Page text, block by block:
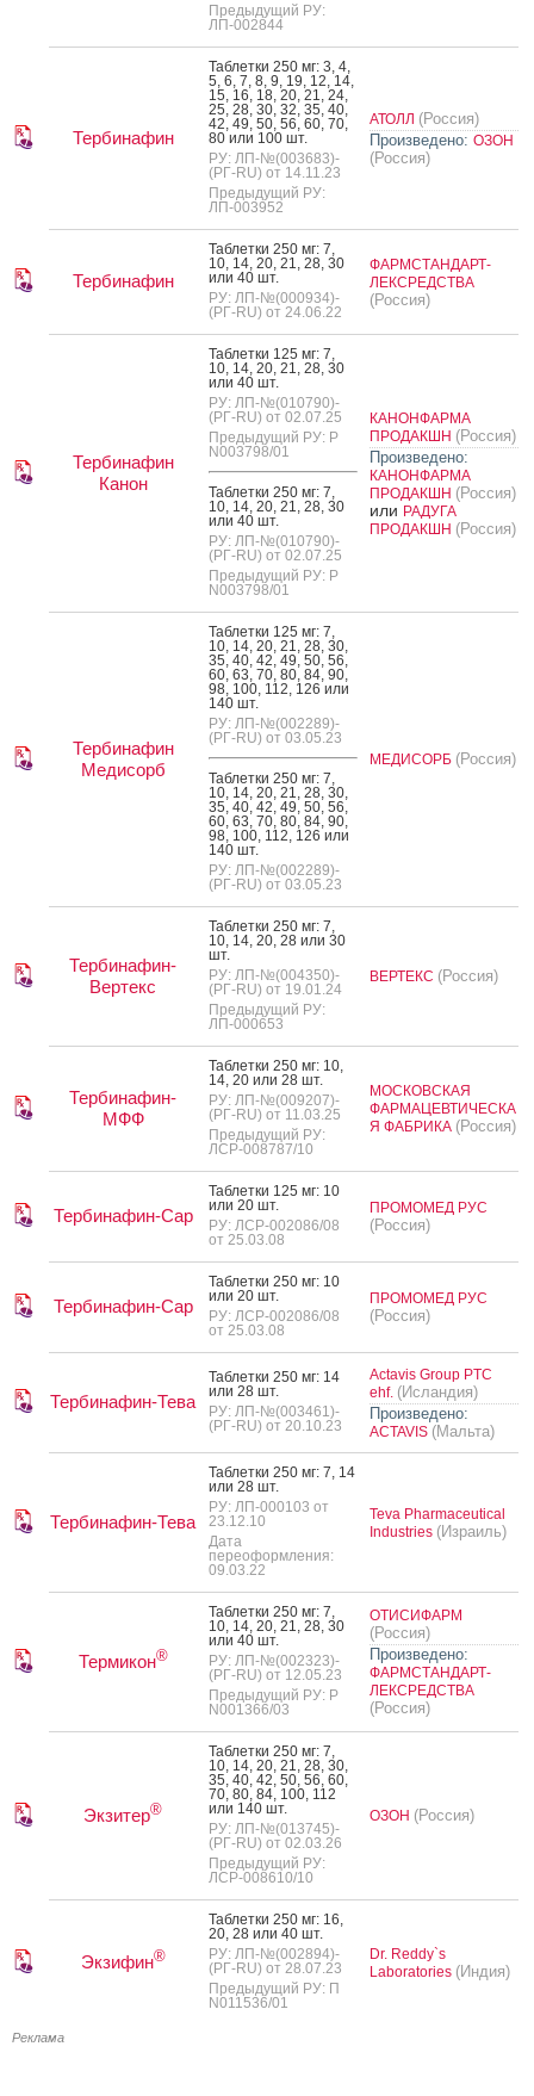
Предыдущий РУ:
ЛП-002844
Тербинафин
Таб­летки 250 мг: 3, 4,
5, 6, 7, 8, 9, 19, 12, 14,
15, 16, 18, 20, 21, 24,
25, 28, 30, 32, 35, 40,
42, 49, 50, 56, 60, 70,
80 или 100 шт.
РУ: ЛП-№(003683)-
(РГ-RU) от 14.11.23
Предыдущий РУ:
ЛП-003952
АТОЛЛ (Россия)
Произведено: ОЗОН
(Россия)
Тербинафин
Таб­летки 250 мг: 7,
10, 14, 20, 21, 28, 30
или 40 шт.
РУ: ЛП-№(000934)-
(РГ-RU) от 24.06.22
ФАРМСТАНДАРТ-
ЛЕКСРЕДСТВА
(Россия)
Тербинафин
Канон
Таб­летки 125 мг: 7,
10, 14, 20, 21, 28, 30
или 40 шт.
РУ: ЛП-№(010790)-
(РГ-RU) от 02.07.25
Предыдущий РУ: Р
N003798/01
Таб­летки 250 мг: 7,
10, 14, 20, 21, 28, 30
или 40 шт.
РУ: ЛП-№(010790)-
(РГ-RU) от 02.07.25
Предыдущий РУ: Р
N003798/01
КАНОНФАРМА
ПРОДАКШН (Россия)
Произведено:
КАНОНФАРМА
ПРОДАКШН (Россия)
или РАДУГА
ПРОДАКШН (Россия)
Тербинафин
Медисорб
Таб­летки 125 мг: 7,
10, 14, 20, 21, 28, 30,
35, 40, 42, 49, 50, 56,
60, 63, 70, 80, 84, 90,
98, 100, 112, 126 или
140 шт.
РУ: ЛП-№(002289)-
(РГ-RU) от 03.05.23
Таб­летки 250 мг: 7,
10, 14, 20, 21, 28, 30,
35, 40, 42, 49, 50, 56,
60, 63, 70, 80, 84, 90,
98, 100, 112, 126 или
140 шт.
РУ: ЛП-№(002289)-
(РГ-RU) от 03.05.23
МЕДИСОРБ (Россия)
Тербинафин-
Вертекс
Таб­летки 250 мг: 7,
10, 14, 20, 28 или 30
шт.
РУ: ЛП-№(004350)-
(РГ-RU) от 19.01.24
Предыдущий РУ:
ЛП-000653
ВЕРТЕКС (Россия)
Тербинафин-
МФФ
Таб­летки 250 мг: 10,
14, 20 или 28 шт.
РУ: ЛП-№(009207)-
(РГ-RU) от 11.03.25
Предыдущий РУ:
ЛСР-008787/10
МОСКОВСКАЯ
ФАРМАЦЕВТИЧЕСКА
Я ФАБРИКА (Россия)
Тербинафин-Сар
Таб­летки 125 мг: 10
или 20 шт.
РУ: ЛСР-002086/08
от 25.03.08
ПРОМОМЕД РУС
(Россия)
Тербинафин-Сар
Таб­летки 250 мг: 10
или 20 шт.
РУ: ЛСР-002086/08
от 25.03.08
ПРОМОМЕД РУС
(Россия)
Тербинафин-Тева
Таб­летки 250 мг: 14
или 28 шт.
РУ: ЛП-№(003461)-
(РГ-RU) от 20.10.23
Actavis Group PTC
ehf. (Исландия)
Произведено:
ACTAVIS (Мальта)
Тербинафин-Тева
Таб­летки 250 мг: 7, 14
или 28 шт.
РУ: ЛП-000103 от
23.12.10
Дата
переоформления:
09.03.22
Teva Pharmaceutical
Industries (Израиль)
Термикон®
Таб­летки 250 мг: 7,
10, 14, 20, 21, 28, 30
или 40 шт.
РУ: ЛП-№(002323)-
(РГ-RU) от 12.05.23
Предыдущий РУ: Р
N001366/03
ОТИСИФАРМ
(Россия)
Произведено:
ФАРМСТАНДАРТ-
ЛЕКСРЕДСТВА
(Россия)
Экзитер®
Таб­летки 250 мг: 7,
10, 14, 20, 21, 28, 30,
35, 40, 42, 50, 56, 60,
70, 80, 84, 100, 112
или 140 шт.
РУ: ЛП-№(013745)-
(РГ-RU) от 02.03.26
Предыдущий РУ:
ЛСР-008610/10
ОЗОН (Россия)
Экзифин®
Таб­летки 250 мг: 16,
20, 28 или 40 шт.
РУ: ЛП-№(002894)-
(РГ-RU) от 28.07.23
Предыдущий РУ: П
N011536/01
Dr. Reddy`s
Laboratories (Индия)
Реклама